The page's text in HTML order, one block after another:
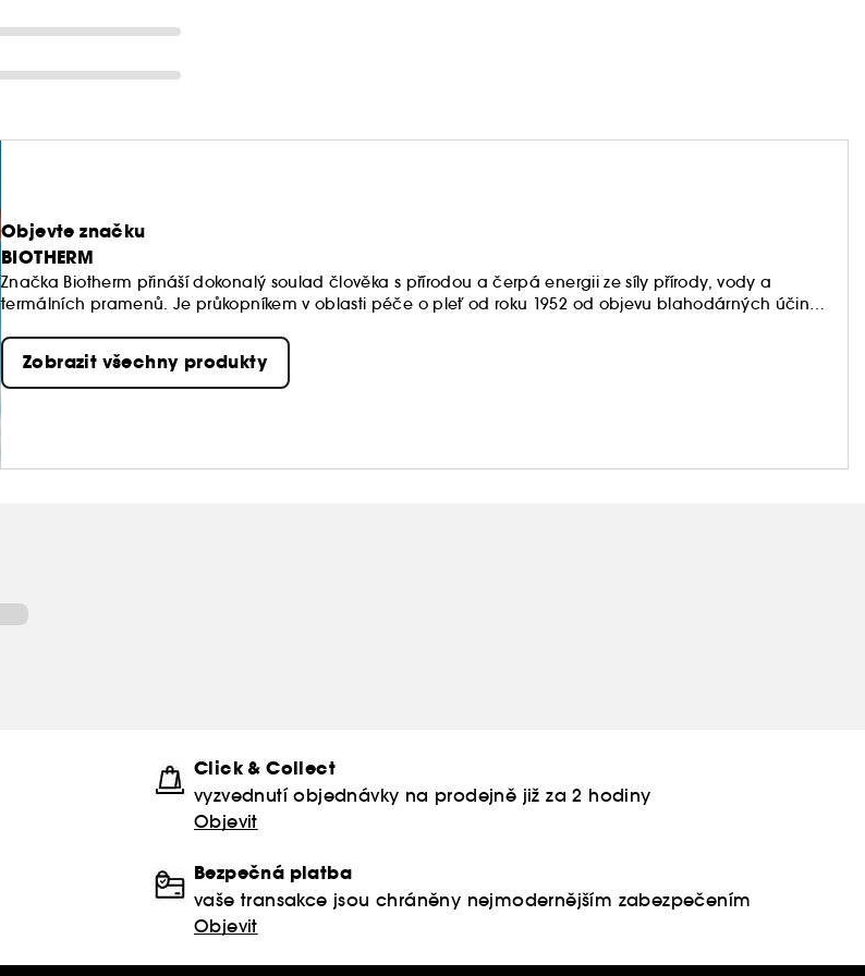
Objevte značku
BIOTHERM
Značka Biotherm přináší dokonalý soulad člověka s přírodou a čerpá energii ze síly přírody, vody a
termálních pramenů. Je průkopníkem v oblasti péče o pleť od roku 1952 od objevu blahodárných účinků
Tato unikátní ingredience přináší pleti neuvěřitelné regenerační účinky. Díky tomu může značka
nabídnout ženám i mužům produkty péče o pleť i tělo pro zdravou a aktivní krásu.
Zobrazit všechny produkty
Click & Collect
vyzvednutí objednávky na prodejně již za 2 hodiny
Objevit
Bezpečná platba
vaše transakce jsou chráněny nejmodernějším zabezpečením
Objevit